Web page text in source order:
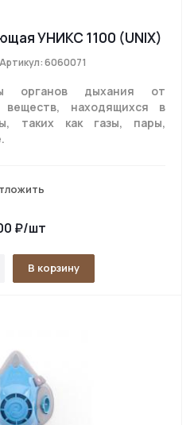
УНИКС 1100 (UNIX)
Артикул: 6060071
органов дыхания от
веществ, находящихся в
таких как газы, пары,
₽/шт
В корзину